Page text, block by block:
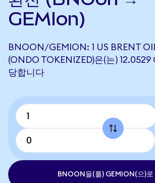
GEMIon)
BNOON/GEMION: 1 US BRENT
(ONDO TOKENIZED)은(는) 12.0529
당합니다
BNOON을(를) GEMION(으)로